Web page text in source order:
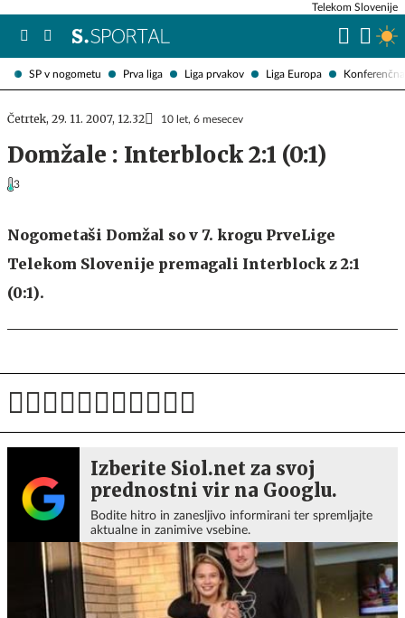
SP v nogometu Prva liga Liga prvakov Liga Europa
Telekom Slovenije
Četrtek, 29. 11. 2007, 12.32 10 let, 6 mesecev
Domžale : Interblock 2:1 (0:1)
3
Nogometaši Domžal so v 7. krogu PrveLige
Telekom Slovenije premagali Interblock z 2:1
(0:1).
Izberite Siol.net za svoj
prednostni vir na Googlu.
Bodite hitro in zanesljivo informirani ter spremljajte
aktualne in zanimive vsebine.